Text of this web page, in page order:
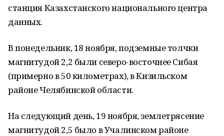
станция Казахстанского национального центра
данных.
В понедельник, 18 ноября, подземные толчки
магнитудой 2,2 были северо-восточнее Сибая
(примерно в 50 километрах), в Кизильском
районе Челябинской области.
На следующий день, 19 ноября, землетрясение
магнитудой 2,5 было в Учалинском районе